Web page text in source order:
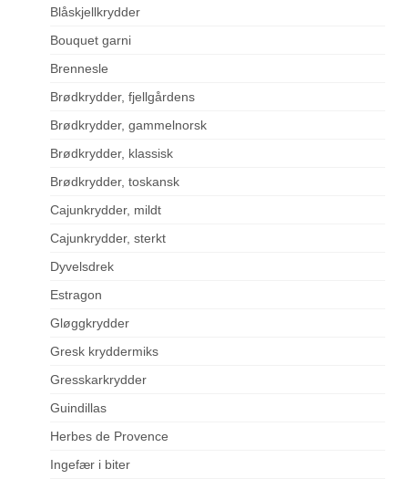
Blåskjellkrydder
Bouquet garni
Brennesle
Brødkrydder, fjellgårdens
Brødkrydder, gammelnorsk
Brødkrydder, klassisk
Brødkrydder, toskansk
Cajunkrydder, mildt
Cajunkrydder, sterkt
Dyvelsdrek
Estragon
Gløggkrydder
Gresk kryddermiks
Gresskarkrydder
Guindillas
Herbes de Provence
Ingefær i biter